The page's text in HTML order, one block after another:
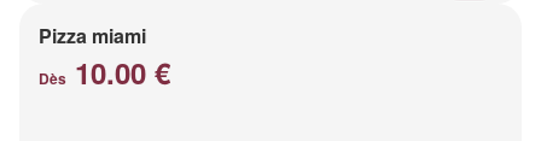
Pizza miami
Dès 10.00 €